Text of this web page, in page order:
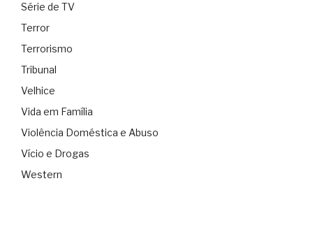
Série de TV
Terror
Terrorismo
Tribunal
Velhice
Vida em Família
Violência Doméstica e Abuso
Vício e Drogas
Western